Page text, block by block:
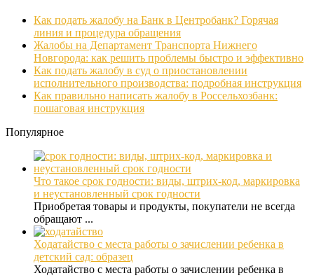
Как подать жалобу на Банк в Центробанк? Горячая
линия и процедура обращения
Жалобы на Департамент Транспорта Нижнего
Новгорода: как решить проблемы быстро и эффективно
Как подать жалобу в суд о приостановлении
исполнительного производства: подробная инструкция
Как правильно написать жалобу в Россельхозбанк:
пошаговая инструкция
Популярное
Что такое срок годности: виды, штрих-код, маркировка
и неустановленный срок годности
Приобретая товары и продукты, покупатели не всегда
обращают ...
Ходатайство с места работы о зачислении ребенка в
детский сад: образец
Ходатайство с места работы о зачислении ребенка в